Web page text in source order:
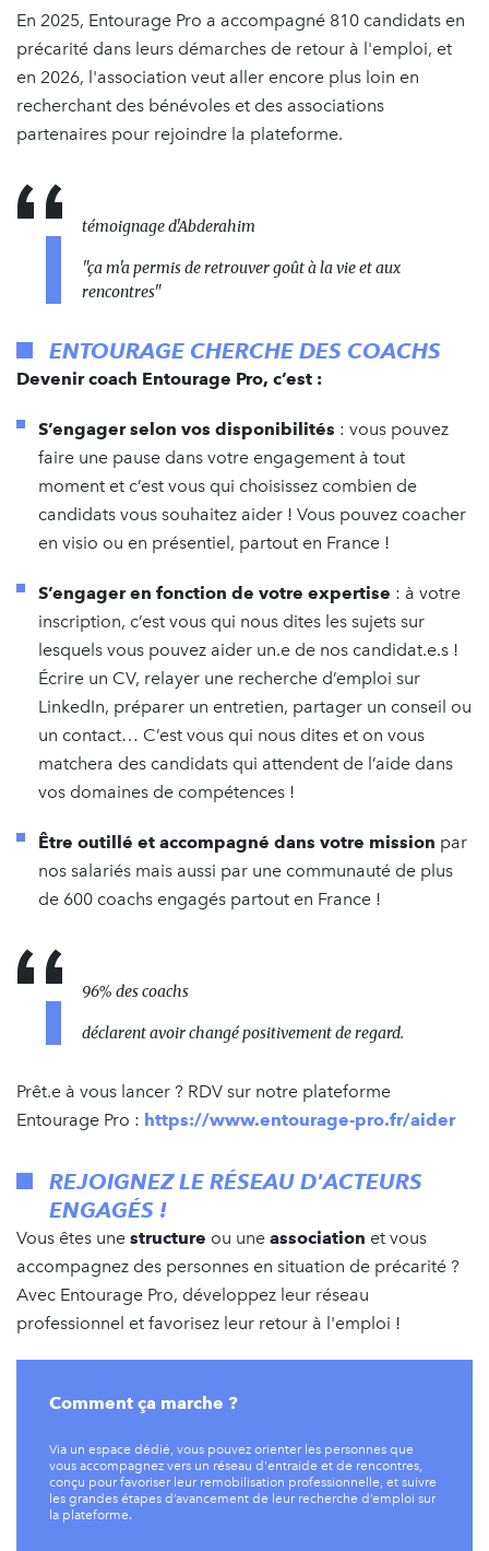
En 2025, Entourage Pro a accompagné 810 candidats en
précarité dans leurs démarches de retour à l'emploi, et
en 2026, l'association veut aller encore plus loin en
recherchant des bénévoles et des associations
partenaires pour rejoindre la plateforme.
témoignage d'Abderahim
"ça m'a permis de retrouver goût à la vie et aux
rencontres"
ENTOURAGE CHERCHE DES COACHS
Devenir coach Entourage Pro, c’est :
S’engager selon vos disponibilités : vous pouvez
faire une pause dans votre engagement à tout
moment et c’est vous qui choisissez combien de
candidats vous souhaitez aider ! Vous pouvez coacher
en visio ou en présentiel, partout en France !
S’engager en fonction de votre expertise : à votre
inscription, c’est vous qui nous dites les sujets sur
lesquels vous pouvez aider un.e de nos candidat.e.s !
Écrire un CV, relayer une recherche d’emploi sur
LinkedIn, préparer un entretien, partager un conseil ou
un contact… C’est vous qui nous dites et on vous
matchera des candidats qui attendent de l’aide dans
vos domaines de compétences !
Être outillé et accompagné dans votre mission par
nos salariés mais aussi par une communauté de plus
de 600 coachs engagés partout en France !
96% des coachs
déclarent avoir changé positivement de regard.
Prêt.e à vous lancer ? RDV sur notre plateforme
Entourage Pro : https://www.entourage-pro.fr/aider
REJOIGNEZ LE RÉSEAU D'ACTEURS
ENGAGÉS !
Vous êtes une structure ou une association et vous
accompagnez des personnes en situation de précarité ?
Avec Entourage Pro, développez leur réseau
professionnel et favorisez leur retour à l'emploi !
Comment ça marche ?
Via un espace dédié, vous pouvez orienter les personnes que
vous accompagnez vers un réseau d'entraide et de rencontres,
conçu pour favoriser leur remobilisation professionnelle, et suivre
les grandes étapes d’avancement de leur recherche d’emploi sur
la plateforme.